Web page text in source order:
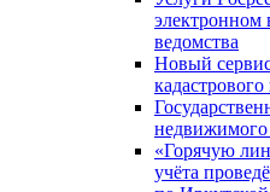
электронном
ведомства
Новый
«Горячую
учёта